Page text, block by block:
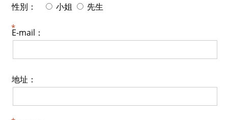
性別： 小姐 先生
E-mail：
地址：